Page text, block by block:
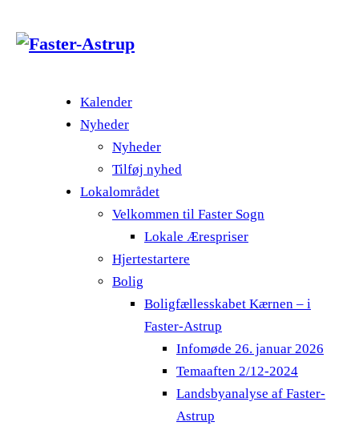
Kalender
Nyheder
Nyheder
Tilføj nyhed
Lokalområdet
Velkommen til Faster Sogn
Lokale Ærespriser
Hjertestartere
Bolig
Boligfællesskabet Kærnen – i
Faster-Astrup
Infomøde 26. januar 2026
Temaaften 2/12-2024
Landsbyanalyse af Faster-
Astrup